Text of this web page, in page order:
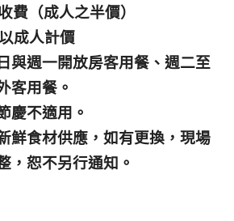
費（成人之半價）
成人計價
與週一開放房客用餐、週二至
客用餐。
慶不適用。
鮮食材供應，如有更換，現場
，恕不另行通知。